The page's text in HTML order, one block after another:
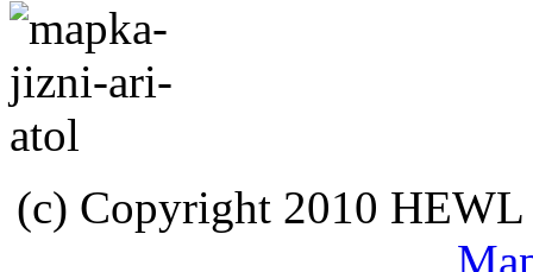
(c) Copyright 2010 HEWL